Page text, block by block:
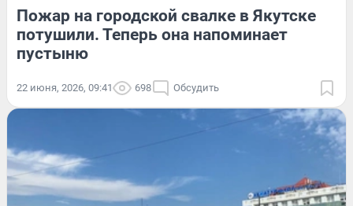
Пожар на городской свалке в Якутске
потушили. Теперь она напоминает
пустыню
22 июня, 2026, 09:41 698 Обсудить